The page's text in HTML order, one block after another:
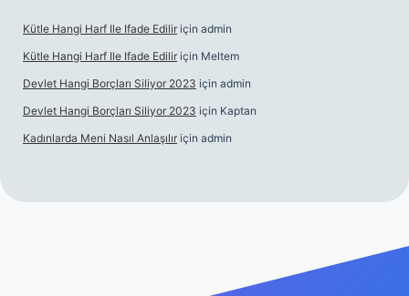
Kütle Hangi Harf Ile Ifade Edilir için admin
Kütle Hangi Harf Ile Ifade Edilir için Meltem
Devlet Hangi Borçları Siliyor 2023 için admin
Devlet Hangi Borçları Siliyor 2023 için Kaptan
Kadınlarda Meni Nasıl Anlaşılır için admin
Betexper giriş adresi